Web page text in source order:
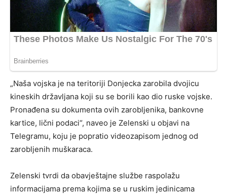
„Naša vojska je na teritoriji Donjecka zarobila dvojicu
kineskih državljana koji su se borili kao dio ruske vojske.
Pronađena su dokumenta ovih zarobljenika, bankovne
kartice, lični podaci“, naveo je Zelenski u objavi na
Telegramu, koju je popratio videozapisom jednog od
zarobljenih muškaraca.
Zelenski tvrdi da obavještajne službe raspolažu
informacijama prema kojima se u ruskim jedinicama